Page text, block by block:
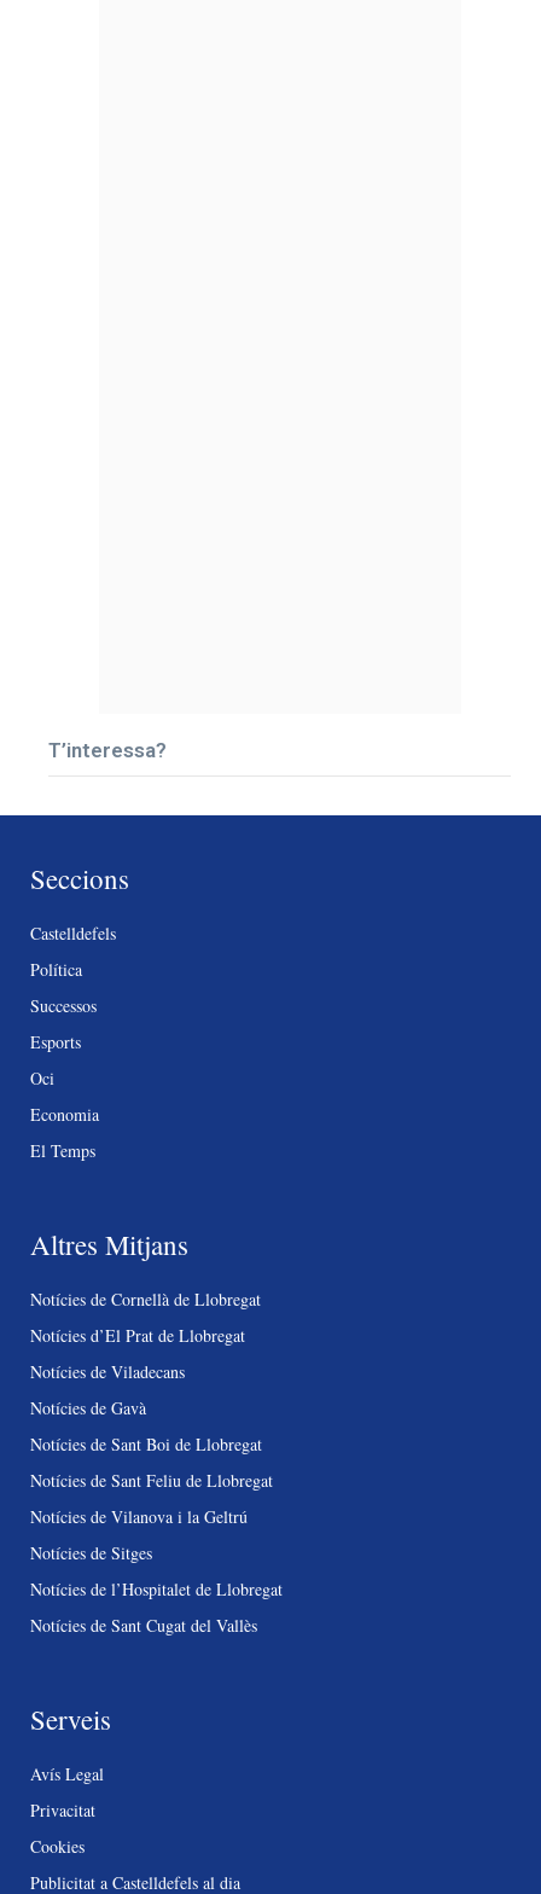
T’interessa?
Seccions
Castelldefels
Política
Successos
Esports
Oci
Economia
El Temps
Altres Mitjans
Notícies de Cornellà de Llobregat
Notícies d’El Prat de Llobregat
Notícies de Viladecans
Notícies de Gavà
Notícies de Sant Boi de Llobregat
Notícies de Sant Feliu de Llobregat
Notícies de Vilanova i la Geltrú
Notícies de Sitges
Notícies de l’Hospitalet de Llobregat
Notícies de Sant Cugat del Vallès
Serveis
Avís Legal
Privacitat
Cookies
Publicitat a Castelldefels al dia